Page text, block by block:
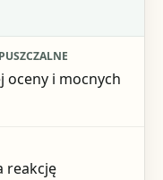
oceny i mocnych
reakcję